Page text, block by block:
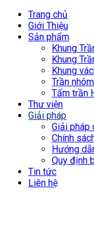
Trang chủ
Giới Thiệu
Sản phẩm
Khung
Khung
Khung
Trần nhôm
Tấm trần
Thư viện
Giải pháp
Giải pháp
Chính
Hướng
Quy định
Tin tức
Liên hệ